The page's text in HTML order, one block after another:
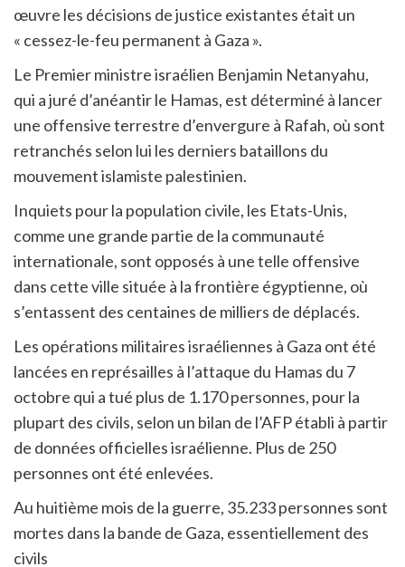
œuvre les décisions de justice existantes était un
« cessez-le-feu permanent à Gaza ».
Le Premier ministre israélien Benjamin Netanyahu,
qui a juré d’anéantir le Hamas, est déterminé à lancer
une offensive terrestre d’envergure à Rafah, où sont
retranchés selon lui les derniers bataillons du
mouvement islamiste palestinien.
Inquiets pour la population civile, les Etats-Unis,
comme une grande partie de la communauté
internationale, sont opposés à une telle offensive
dans cette ville située à la frontière égyptienne, où
s’entassent des centaines de milliers de déplacés.
Les opérations militaires israéliennes à Gaza ont été
lancées en représailles à l’attaque du Hamas du 7
octobre qui a tué plus de 1.170 personnes, pour la
plupart des civils, selon un bilan de l’AFP établi à partir
de données officielles israélienne. Plus de 250
personnes ont été enlevées.
Au huitième mois de la guerre, 35.233 personnes sont
mortes dans la bande de Gaza, essentiellement des
civils